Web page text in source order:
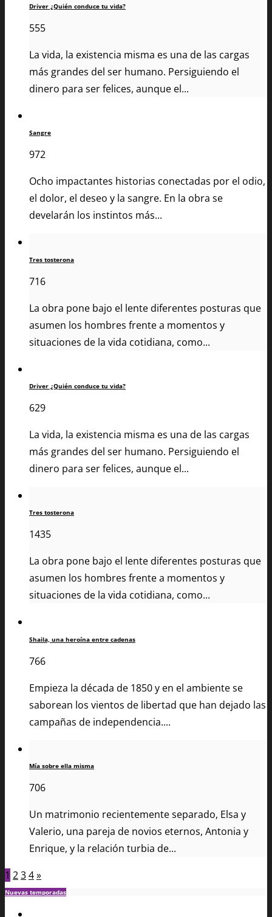
Driver ¿Quién conduce tu vida?
555
La vida, la existencia misma es una de las cargas
más grandes del ser humano. Persiguiendo el
dinero para ser felices, aunque el...
Sangre
972
Ocho impactantes historias conectadas por el odio,
el dolor, el deseo y la sangre. En la obra se
develarán los instintos más...
Tres tosterona
716
La obra pone bajo el lente diferentes posturas que
asumen los hombres frente a momentos y
situaciones de la vida cotidiana, como...
Driver ¿Quién conduce tu vida?
629
La vida, la existencia misma es una de las cargas
más grandes del ser humano. Persiguiendo el
dinero para ser felices, aunque el...
Tres tosterona
1435
La obra pone bajo el lente diferentes posturas que
asumen los hombres frente a momentos y
situaciones de la vida cotidiana, como...
Shaila, una heroína entre cadenas
766
Empieza la década de 1850 y en el ambiente se
saborean los vientos de libertad que han dejado las
campañas de independencia....
Mía sobre ella misma
706
Un matrimonio recientemente separado, Elsa y
Valerio, una pareja de novios eternos, Antonia y
Enrique, y la relación turbia de...
1 234»
Nuevas temporadas